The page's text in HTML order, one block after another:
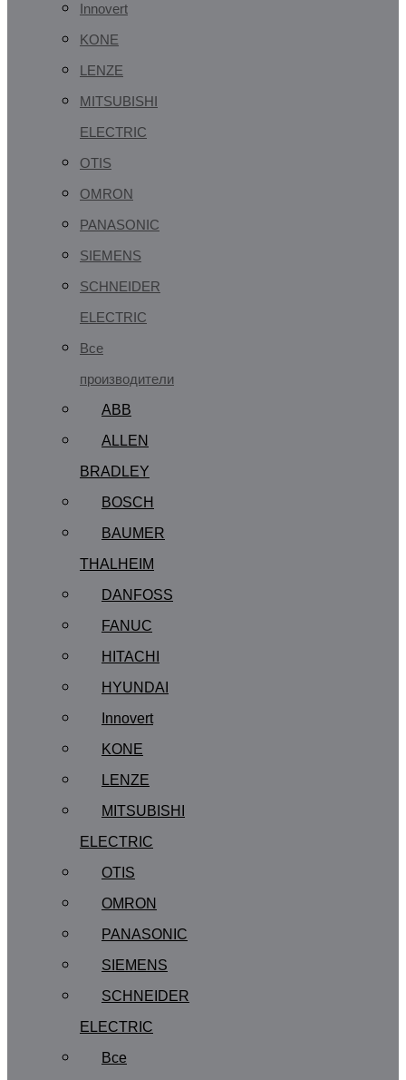
Innovert
KONE
LENZE
MITSUBISHI
ELECTRIC
OTIS
OMRON
PANASONIC
SIEMENS
SCHNEIDER
ELECTRIC
Все
производители
ABB
ALLEN
BRADLEY
BOSCH
BAUMER
THALHEIM
DANFOSS
FANUC
HITACHI
HYUNDAI
Innovert
KONE
LENZE
MITSUBISHI
ELECTRIC
OTIS
OMRON
PANASONIC
SIEMENS
SCHNEIDER
ELECTRIC
Все